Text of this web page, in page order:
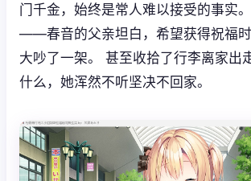
门千金，始终是常人难以接受的事实
——春音的父亲坦白，希望获得祝福
大吵了一架。 甚至收拾了行李离家出
什么，她浑然不听坚决不回家。